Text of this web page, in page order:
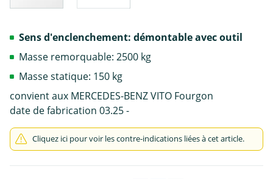
Sens d'enclenchement: démontable avec outil
Masse remorquable: 2500 kg
Masse statique: 150 kg
convient aux MERCEDES-BENZ VITO Fourgon
date de fabrication 03.25 -
Cliquez ici pour voir les contre-indications liées à cet article.